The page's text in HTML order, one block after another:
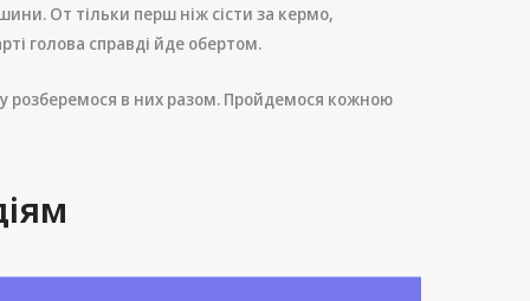
От тільки перш ніж сісти за кермо,
голова справді йде обертом.
розберемося в них разом. Пройдемося кожною